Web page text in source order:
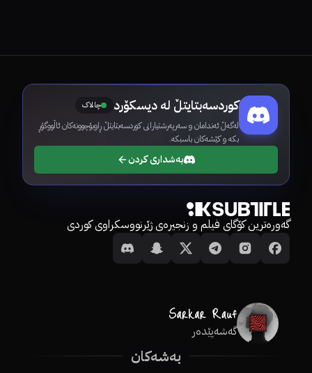
کوردسەبتایتڵ لە دیسکۆرد چالاک
لەگەڵ ئەندامان و سەرپەرشتیارانی کوردسەبتایتڵ ڕاوبۆچوونەکان ئاڵووگۆڕ
بکە و کێشەکان باسبکە.
بەشداری کردن
گەورەترین کۆگای فیلم و زنجیرەی ژێرنووسکراوی کوردی
گەشەپێدەر
بەشەکان